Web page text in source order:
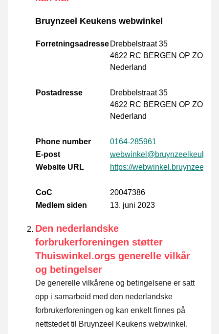
Bruynzeel Keukens webwinkel
Forretningsadresse Drebbelstraat 35
4622 RC BERGEN OP ZOOM
Nederland
Postadresse
Drebbelstraat 35
4622 RC BERGEN OP ZOOM
Nederland
Phone number
0164-285961
E-post
Website URL
https://
CoC
20047386
Medlem siden
13. juni 2023
Den nederlandske
forbrukerforeningen støtter
Thuiswinkel.orgs generelle vilkår
og betingelser
De generelle vilkårene og betingelsene er satt
opp i samarbeid med den nederlandske
forbrukerforeningen og kan enkelt finnes på
nettstedet til Bruynzeel Keukens webwinkel.